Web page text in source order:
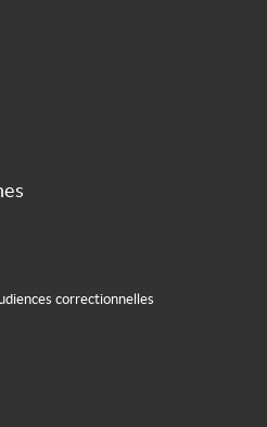
correctionnelles